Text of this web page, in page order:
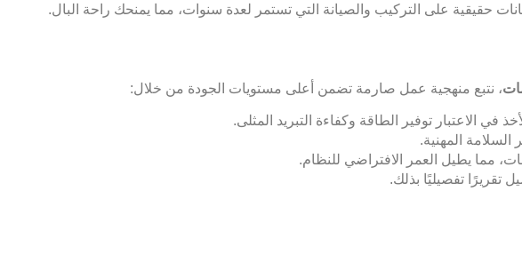
حقيقية على التركيب والصيانة التي تستمر لعدة سنوات، مما يمنحك راحة البال.
، نتبع منهجية عمل صارمة تضمن أعلى مستويات الجودة من خلال:
في الاعتبار توفير الطاقة وكفاءة التبريد المثلى.
المهنية.
مما يطيل العمر الافتراضي للنظام.
تقريرًا تفصيليًا بذلك.